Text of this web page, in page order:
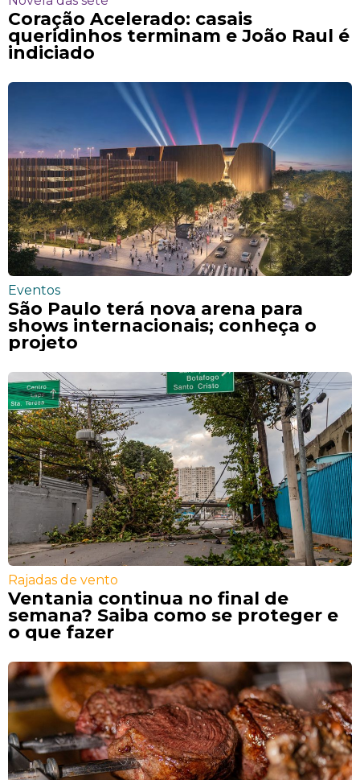
Coração Acelerado: casais
queridinhos terminam e João Raul é
indiciado
Eventos
São Paulo terá nova arena para
shows internacionais; conheça o
projeto
Rajadas de vento
Ventania continua no final de
semana? Saiba como se proteger e
o que fazer